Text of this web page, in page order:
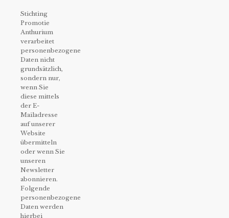
Stichting
Promotie
Anthurium
verarbeitet
personenbezogene
Daten nicht
grundsätzlich,
sondern nur,
wenn Sie
diese mittels
der E-
Mailadresse
auf unserer
Website
übermitteln
oder wenn Sie
unseren
Newsletter
abonnieren.
Folgende
personenbezogene
Daten werden
hierbei